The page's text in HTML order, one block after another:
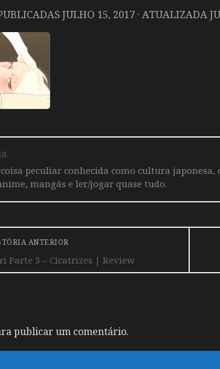
JULHO 15, 2017 · ATUALIZADA
coisa peculiar conhecida como cultura
mangás e ler/jogar quase tudo.
ANTERIOR
Parte 3 – Cicatrizes | Review
publicar um comentário.